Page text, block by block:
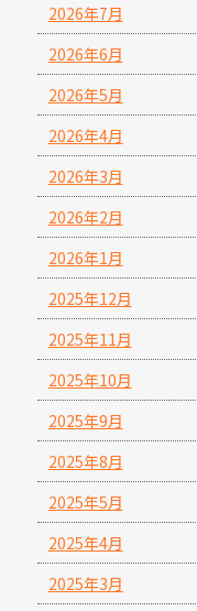
2026年7月
2026年6月
2026年5月
2026年4月
2026年3月
2026年2月
2026年1月
2025年12月
2025年11月
2025年10月
2025年9月
2025年8月
2025年5月
2025年4月
2025年3月